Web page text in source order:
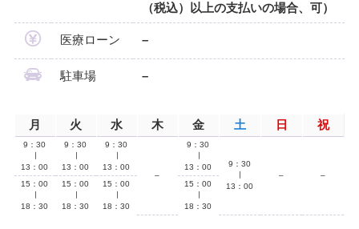
（税込）以上の支払いの場合、可）
医療ローン –
駐車場 –
月 火 水 木 金 土 日 祝
9：30
13：00
9：30
13：00
9：30
13：00
–
9：30
13：00
9：30
13：00
–
–
15：00
18：30
15：00
18：30
15：00
18：30
15：00
18：30